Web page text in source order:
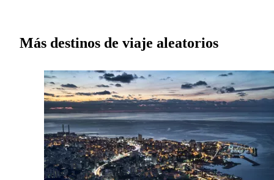
Más destinos de viaje aleatorios